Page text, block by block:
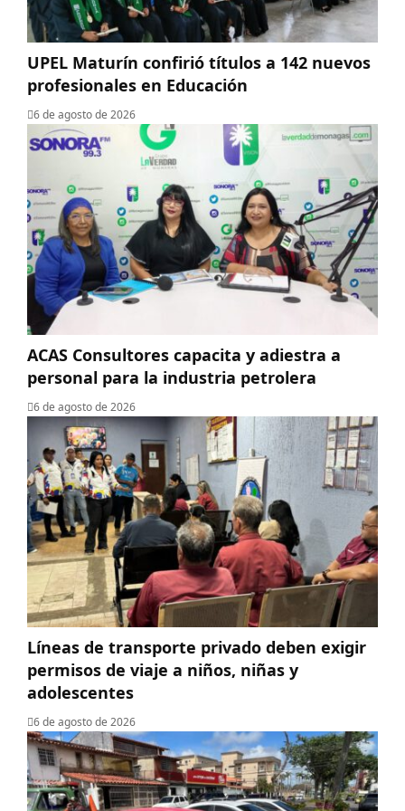
UPEL Maturín confirió títulos a 142 nuevos
profesionales en Educación
6 de agosto de 2026
ACAS Consultores capacita y adiestra a
personal para la industria petrolera
6 de agosto de 2026
Líneas de transporte privado deben exigir
permisos de viaje a niños, niñas y
adolescentes
6 de agosto de 2026